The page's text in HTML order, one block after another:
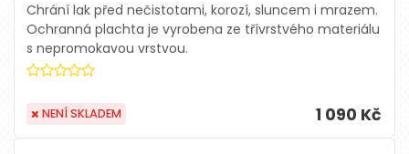
Chrání lak před nečistotami, korozí, sluncem i mrazem.
Ochranná plachta je vyrobena ze třívrstvého materiálu
s nepromokavou vrstvou.
1 090 Kč
NENÍ SKLADEM